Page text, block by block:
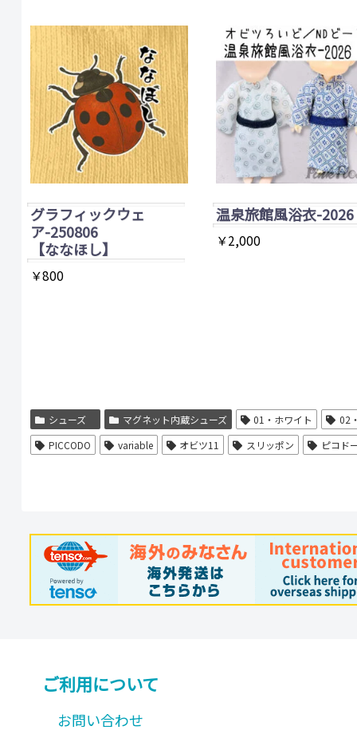
グラフィックウェ
ア-250806
【ななほし】
￥800
温泉旅館風浴衣-2026
￥2,000
複
数
エ
ー
シ
シューズ マグネット内蔵シューズ 01・ホワイト
02
PICCODO
variable オビツ11 スリッポン ピコド
ご利用について
お問い合わせ